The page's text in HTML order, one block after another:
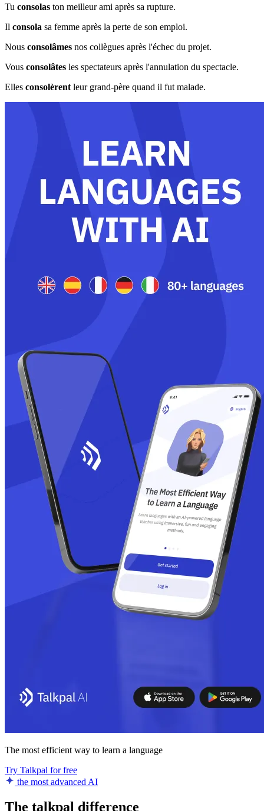
Tu consolas ton meilleur ami après sa rupture.
Il consola sa femme après la perte de son emploi.
Nous consolâmes nos collègues après l'échec du projet.
Vous consolâtes les spectateurs après l'annulation du spectacle.
Elles consolèrent leur grand-père quand il fut malade.
The most efficient way to learn a language
Try Talkpal for free
the most advanced AI
The talkpal difference